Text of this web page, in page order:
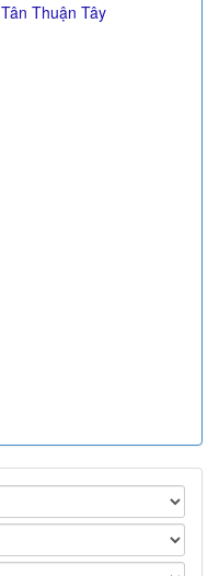
Tân Thuận Tây